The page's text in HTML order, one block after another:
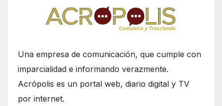
Una empresa de comunicación, que cumple con
imparcialidad e informando verazmente.
Acrópolis es un portal web, diario digital y TV
por internet.